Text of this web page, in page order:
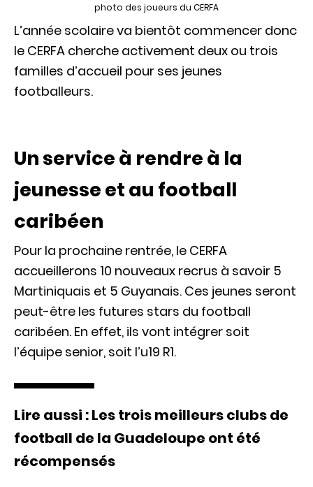
photo des joueurs du CERFA
L’année scolaire va bientôt commencer donc
le CERFA cherche activement deux ou trois
familles d’accueil pour ses jeunes
footballeurs.
Un service à rendre à la
jeunesse et au football
caribéen
Pour la prochaine rentrée, le CERFA
accueillerons 10 nouveaux recrus à savoir 5
Martiniquais et 5 Guyanais. Ces jeunes seront
peut-être les futures stars du football
caribéen. En effet, ils vont intégrer soit
l’équipe senior, soit l’u19 R1.
Lire aussi : Les trois meilleurs clubs de
football de la Guadeloupe ont été
récompensés